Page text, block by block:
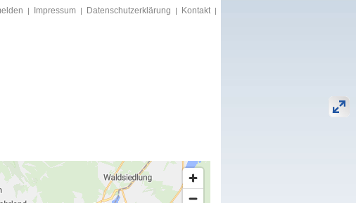
| Impressum | Datenschutzerklärung | Kontakt |